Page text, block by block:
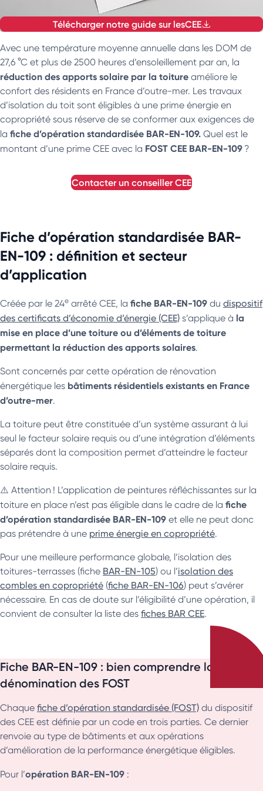
Télécharger notre guide sur lesCEE
Avec une température moyenne annuelle dans les DOM de
27,6 °C et plus de 2500 heures d’ensoleillement par an, la
réduction des apports solaire par la toiture améliore le
confort des résidents en France d’outre-mer. Les travaux
d’isolation du toit sont éligibles à une prime énergie en
copropriété sous réserve de se conformer aux exigences de
la fiche d’opération standardisée BAR-EN-109. Quel est le
montant d’une prime CEE avec la FOST CEE BAR-EN-109 ?
contacter un conseillerCEE
Fiche d’opération standardisée BAR-
EN-109 : définition et secteur
d’application
Créée par le 24e arrêté CEE, la fiche BAR-EN-109 du dispositif
des certificats d’économie d’énergie (CEE) s’applique à la
mise en place d’une toiture ou d’éléments de toiture
permettant la réduction des apports solaires.
Sont concernés par cette opération de rénovation
énergétique les bâtiments résidentiels existants en France
d’outre-mer.
La toiture peut être constituée d’un système assurant à lui
seul le facteur solaire requis ou d’une intégration d’éléments
séparés dont la composition permet d’atteindre le facteur
solaire requis.
⚠️ Attention ! L’application de peintures réfléchissantes sur la
toiture en place n’est pas éligible dans le cadre de la fiche
d’opération standardisée BAR-EN-109 et elle ne peut donc
pas prétendre à une prime énergie en copropriété.
Pour une meilleure performance globale, l’isolation des
toitures-terrasses (fiche BAR-EN-105) ou l’isolation des
combles en copropriété (fiche BAR-EN-106) peut s’avérer
nécessaire. En cas de doute sur l’éligibilité d’une opération, il
convient de consulter la liste des fiches BAR CEE.
Fiche BAR-EN-109 : bien comprendre la
dénomination des FOST
Chaque fiche d’opération standardisée (FOST) du dispositif
des CEE est définie par un code en trois parties. Ce dernier
renvoie au type de bâtiments et aux opérations
d’amélioration de la performance énergétique éligibles.
Pour l’opération BAR-EN-109 :